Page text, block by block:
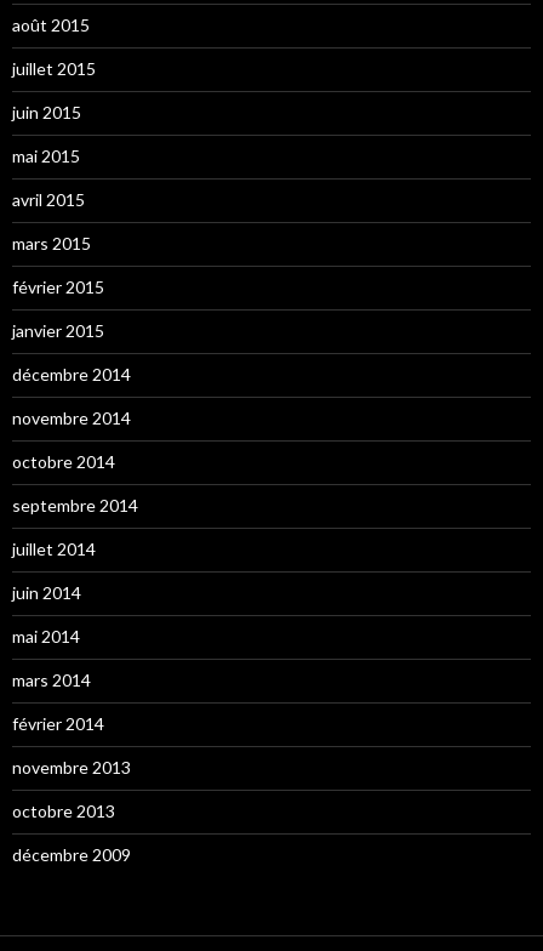
août 2015
juillet 2015
juin 2015
mai 2015
avril 2015
mars 2015
février 2015
janvier 2015
décembre 2014
novembre 2014
octobre 2014
septembre 2014
juillet 2014
juin 2014
mai 2014
mars 2014
février 2014
novembre 2013
octobre 2013
décembre 2009